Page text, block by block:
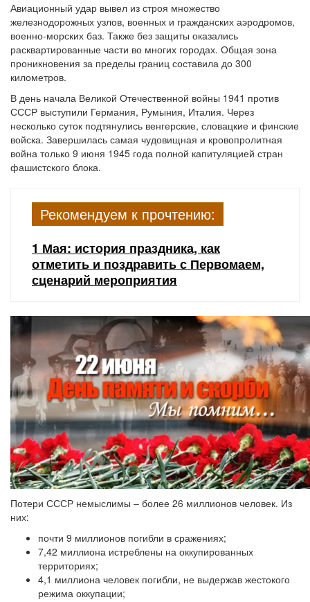
Авиационный удар вывел из строя множество
железнодорожных узлов, военных и гражданских аэродромов,
военно-морских баз. Также без защиты оказались
расквартированные части во многих городах. Общая зона
проникновения за пределы границ составила до 300
километров.
В день начала Великой Отечественной войны 1941 против
СССР выступили Германия, Румыния, Италия. Через
несколько суток подтянулись венгерские, словацкие и финские
войска. Завершилась самая чудовищная и кровопролитная
война только 9 июня 1945 года полной капитуляцией стран
фашистского блока.
Рекомендуем к прочтению:
1 Мая: история праздника, как
отметить и поздравить с Первомаем,
сценарий мероприятия
Потери СССР немыслимы – более 26 миллионов человек. Из
них:
почти 9 миллионов погибли в сражениях;
7,42 миллиона истреблены на оккупированных
территориях;
4,1 миллиона человек погибли, не выдержав жестокого
режима оккупации;